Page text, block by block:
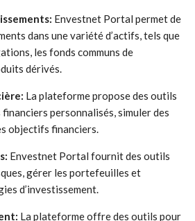
Envestnet Portal permet de
dans une variété d’actifs, tels que
les fonds communs de
dérivés.
La plateforme propose des outils
personnalisés, simuler des
objectifs financiers.
Envestnet Portal fournit des outils
gérer les portefeuilles et
d’investissement.
La plateforme offre des outils pour